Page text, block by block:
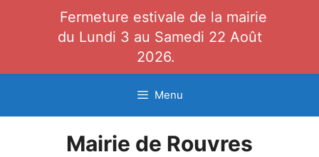
contenu
Menu
Mairie de Rouvres
Fermeture estivale de la mairie
du Lundi 3 au Samedi 22 Août
2026.